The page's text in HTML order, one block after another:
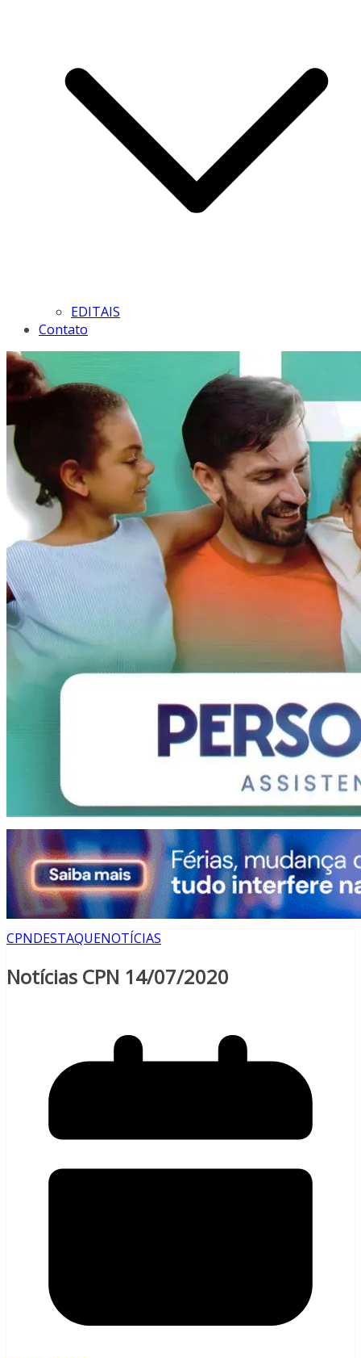
EDITAIS
Contato
CPNDESTAQUENOTÍCIAS
Notícias CPN 14/07/2020